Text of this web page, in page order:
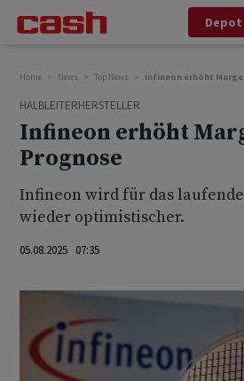
Depot
Home News Top News Infineon erhöht
HALBLEITERHERSTELLER
Infineon erhöht
Prognose
Infineon wird für das
wieder optimistischer.
05.08.2025 07:35